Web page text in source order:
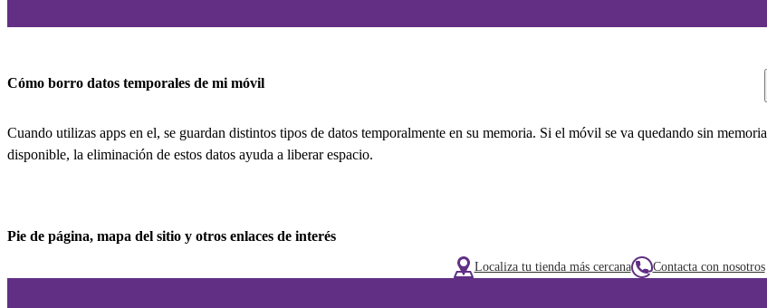
Cómo borro datos temporales de mi móvil
Cuando utilizas apps en el, se guardan distintos tipos de datos temporalmente en su memoria. Si el móvil se va quedando sin memoria
disponible, la eliminación de estos datos ayuda a liberar espacio.
Pie de página, mapa del sitio y otros enlaces de interés
Localiza tu tienda más cercana Contacta con nosotros